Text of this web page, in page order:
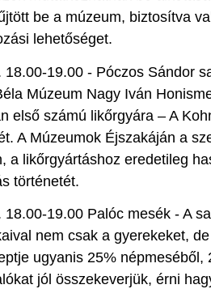
be a múzeum, biztosítva
lehetőséget.
18.00-19.00 - Póczos Sándor
Múzeum Nagy Iván
első számú likőrgyára – A
A Múzeumok Éjszakáján a
a likőrgyártáshoz eredetileg
történetét.
18.00-19.00 Palóc mesék - A
nem csak a gyerekeket,
ugyanis 25%
jól összekeverjük, érni